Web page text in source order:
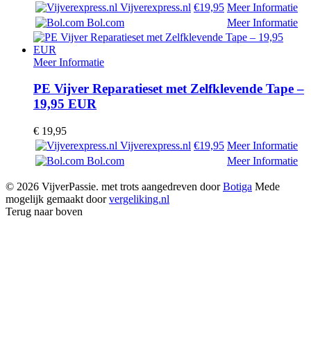
Vijverexpress.nl €19,95 Meer Informatie
Bol.com
Meer Informatie
Meer Informatie
PE Vijver Reparatieset met Zelfklevende Tape –
19,95 EUR
€ 19,95
Vijverexpress.nl €19,95 Meer Informatie
Bol.com
Meer Informatie
© 2026 VijverPassie. met trots aangedreven doorBotiga Mede
mogelijk gemaakt doorvergeliking.nl
Terug naar boven